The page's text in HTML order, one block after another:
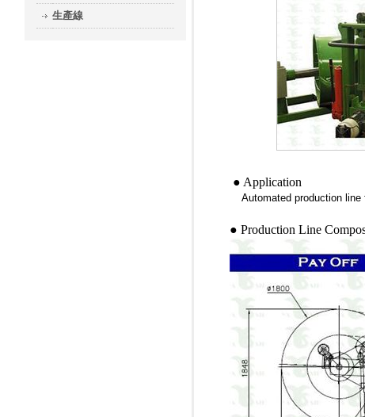
生產線
● Application
Automated production line
● Production Line